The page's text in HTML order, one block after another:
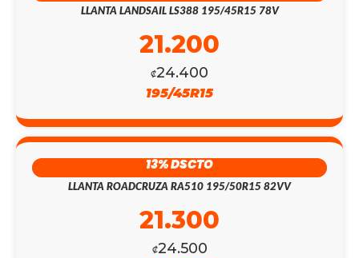
LLANTA LANDSAIL LS388 195/45R15 78V
₡24.400
21.200
195/45R15
13% DSCTO
LLANTA ROADCRUZA RA510 195/50R15 82VV
₡24.500
21.300